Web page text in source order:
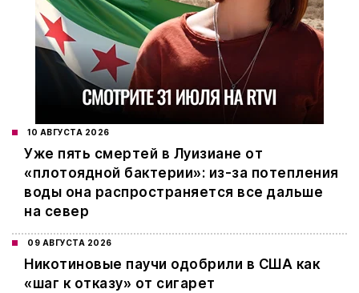
10 АВГУСТА 2026
Уже пять смертей в Луизиане от
«плотоядной бактерии»: из-за потепления
воды она распространяется все дальше
на север
09 АВГУСТА 2026
Никотиновые паучи одобрили в США как
«шаг к отказу» от сигарет